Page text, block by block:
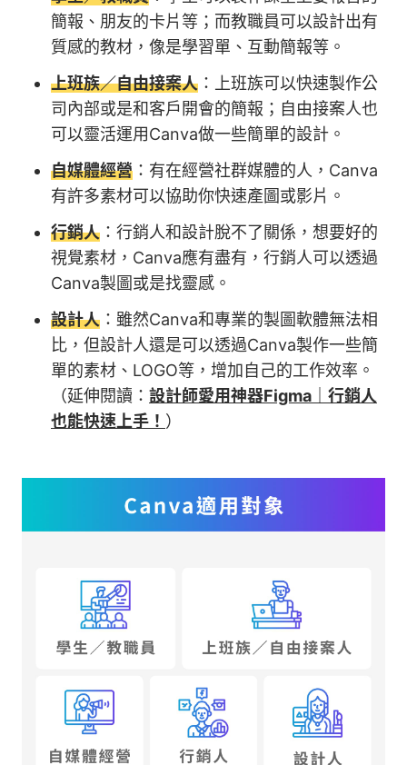
簡報、朋友的卡片等；而教職員可以設計出有
質感的教材，像是學習單、互動簡報等。
上班族／自由接案人 ：上班族可以快速製作公
司內部或是和客戶開會的簡報；自由接案人也
可以靈活運用Canva做一些簡單的設計。
自媒體經營 ：有在經營社群媒體的人，Canva
有許多素材可以協助你快速產圖或影片。
行銷人 ：行銷人和設計脫不了關係，想要好的
視覺素材，Canva應有盡有，行銷人可以透過
Canva製圖或是找靈感。
設計人 ：雖然Canva和專業的製圖軟體無法相
比，但設計人還是可以透過Canva製作一些簡
單的素材、LOGO等，增加自己的工作效率。
（延伸閱讀： 設計師愛用神器Figma｜行銷人
也能快速上手！ ）